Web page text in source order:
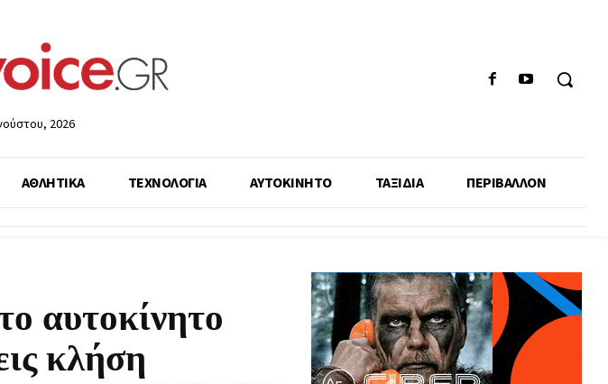
2026
ΑΘΛΗΤΙΚΑ ΤΕΧΝΟΛΟΓΙΑ ΑΥΤΟΚΙΝΗΤΟ ΤΑΞΙΔΙΑ ΠΕΡΙΒΑΛΛΟΝ
αυτοκίνητο
κλήση